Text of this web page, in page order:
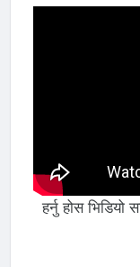
हर्नु होस भिडियो